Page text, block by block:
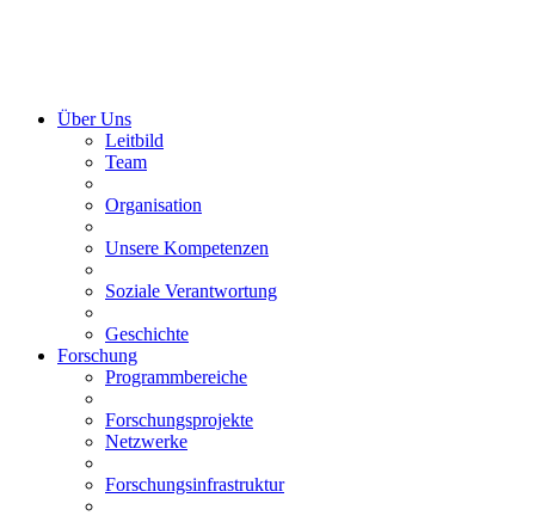
Über Uns
Leitbild
Team
Organisation
Unsere Kompetenzen
Soziale Verantwortung
Geschichte
Forschung
Programmbereiche
Forschungsprojekte
Netzwerke
Forschungsinfrastruktur